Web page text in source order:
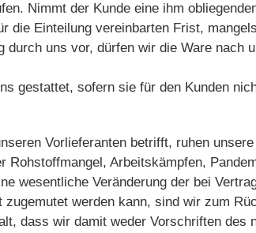
Nimmt der Kunde eine ihm
die Einteilung vereinbarten Frist,
durch uns vor, dürfen wir die Ware nach
gestattet, sofern sie für den Kunden
Vorlieferanten betrifft, ruhen
Rohstoffmangel, Arbeitskämpfen,
wesentliche Veränderung der bei
werden kann, sind wir zum
dass wir damit weder Vorschriften des